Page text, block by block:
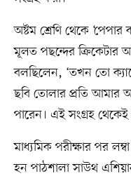
অষ্টম শ্রেণি থেকে
মূলত পছন্দের ক্রিকেটার
বলছিলেন, ‘তখন তো
ছবি তোলার প্রতি আমার
পারেন। এই সংগ্রহ
মাধ্যমিক পরীক্ষার পর
হন পাঠশালা সাউথ